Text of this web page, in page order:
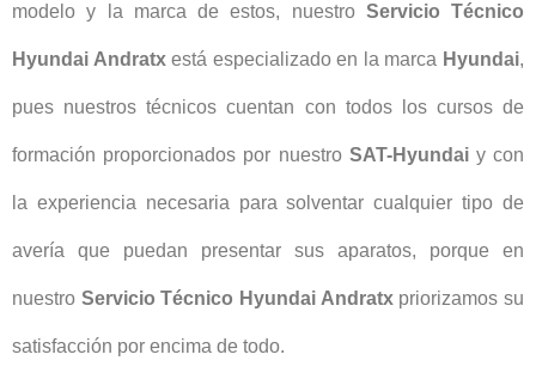
modelo y la marca de estos, nuestro Servicio Técnico
Hyundai Andratxestá especializado en la marca Hyundai,
pues nuestros técnicos cuentan con todos los cursos de
formación proporcionados por nuestro SAT-Hyundaiy con
la experiencia necesaria para solventar cualquier tipo de
avería que puedan presentar sus aparatos, porque en
nuestro Servicio Técnico Hyundai Andratx priorizamos su
satisfacción por encima de todo.